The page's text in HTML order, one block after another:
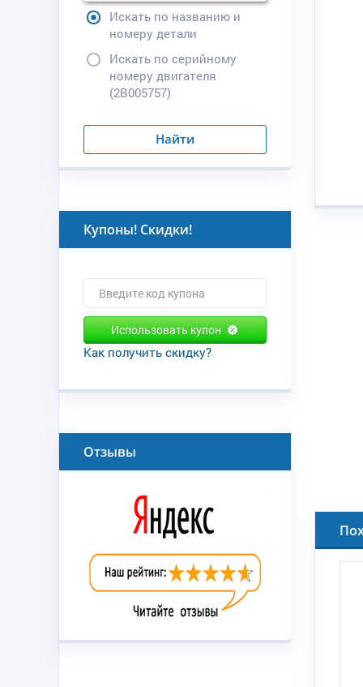
Искать по названию и
номеру детали
Искать по серийному
номеру двигателя
(2B005757)
Найти
Купоны! Скидки!
Использовать купон
Как получить скидку?
Отзывы